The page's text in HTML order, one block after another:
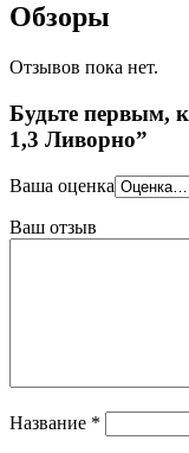
Обзоры
Отзывов пока нет.
Будьте первым,
1,3 Ливорно”
Ваша оценка
Ваш отзыв
Название *